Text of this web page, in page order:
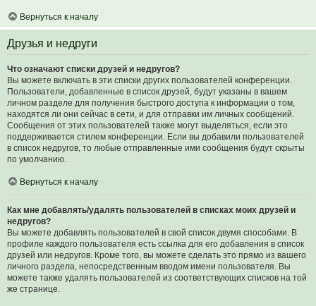
Вернуться к началу
Друзья и недруги
Что означают списки друзей и недругов?
Вы можете включать в эти списки других пользователей конференции.
Пользователи, добавленные в список друзей, будут указаны в вашем
личном разделе для получения быстрого доступа к информации о том,
находятся ли они сейчас в сети, и для отправки им личных сообщений.
Сообщения от этих пользователей также могут выделяться, если это
поддерживается стилем конференции. Если вы добавили пользователей
в список недругов, то любые отправленные ими сообщения будут скрыты
по умолчанию.
Вернуться к началу
Как мне добавлять/удалять пользователей в списках моих друзей и
недругов?
Вы можете добавлять пользователей в свой список двумя способами. В
профиле каждого пользователя есть ссылка для его добавления в список
друзей или недругов. Кроме того, вы можете сделать это прямо из вашего
личного раздела, непосредственным вводом имени пользователя. Вы
можете также удалять пользователей из соответствующих списков на той
же странице.